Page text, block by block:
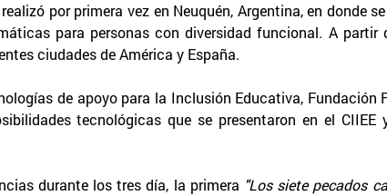
por primera vez en Neuquén, Argentina, en donde
para personas con diversidad funcional. A partir
ciudades de América y España.
de apoyo para la Inclusión Educativa, Fundación
tecnológicas que se presentaron en el CIIEE
durante los tres día, la primera "Los siete pecados